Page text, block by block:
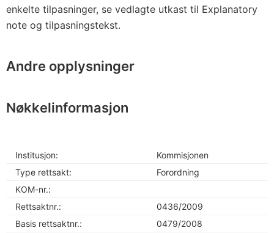
enkelte tilpasninger, se vedlagte utkast til Explanatory
note og tilpasningstekst.
Andre opplysninger
Nøkkelinformasjon
Institusjon:
Kommisjonen
Type rettsakt:
Forordning
KOM-nr.:
Rettsaktnr.:
0436/2009
Basis rettsaktnr.:
0479/2008